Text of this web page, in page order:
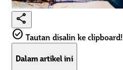
share
check_circle Tautan disalin ke clipboard!
Dalam artikel ini